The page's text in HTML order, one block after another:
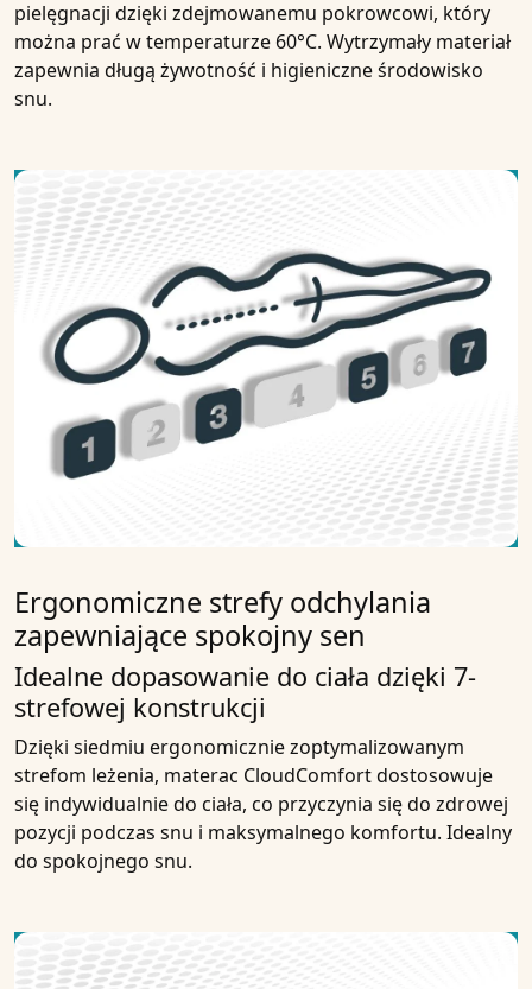
pielęgnacji dzięki zdejmowanemu pokrowcowi, który
można prać w temperaturze 60°C. Wytrzymały materiał
zapewnia długą żywotność i higieniczne środowisko
snu.
Ergonomiczne strefy odchylania
zapewniające spokojny sen
Idealne dopasowanie do ciała dzięki 7-
strefowej konstrukcji
Dzięki siedmiu ergonomicznie zoptymalizowanym
strefom leżenia, materac CloudComfort dostosowuje
się indywidualnie do ciała, co przyczynia się do zdrowej
pozycji podczas snu i maksymalnego komfortu. Idealny
do spokojnego snu.